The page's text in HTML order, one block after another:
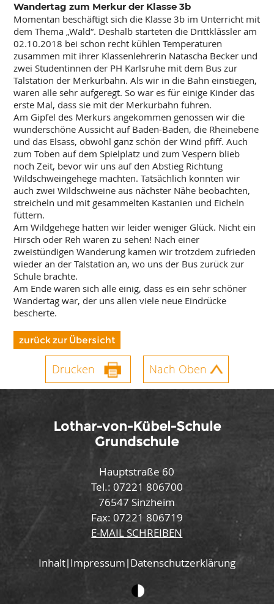
Wandertag zum Merkur der Klasse 3b
Momentan beschäftigt sich die Klasse 3b im Unterricht mit
dem Thema „Wald“. Deshalb starteten die Drittklässler am
02.10.2018 bei schon recht kühlen Temperaturen
zusammen mit ihrer Klassenlehrerin Natascha Becker und
zwei Studentinnen der PH Karlsruhe mit dem Bus zur
Talstation der Merkurbahn. Als wir in die Bahn einstiegen,
waren alle sehr aufgeregt. So war es für einige Kinder das
erste Mal, dass sie mit der Merkurbahn fuhren.
Am Gipfel des Merkurs angekommen genossen wir die
wunderschöne Aussicht auf Baden-Baden, die Rheinebene
und das Elsass, obwohl ganz schön der Wind pfiff. Auch
zum Toben auf dem Spielplatz und zum Vespern blieb
noch Zeit, bevor wir uns auf den Abstieg Richtung
Wildschweingehege machten. Tatsächlich konnten wir
auch zwei Wildschweine aus nächster Nähe beobachten,
streicheln und mit gesammelten Kastanien und Eicheln
füttern.
Am Wildgehege hatten wir leider weniger Glück. Nicht ein
Hirsch oder Reh waren zu sehen! Nach einer
zweistündigen Wanderung kamen wir trotzdem zufrieden
wieder an der Talstation an, wo uns der Bus zurück zur
Schule brachte.
Am Ende waren sich alle einig, dass es ein sehr schöner
Wandertag war, der uns allen viele neue Eindrücke
bescherte.
zurück zur Übersicht
Drucken Nach Oben
Lothar-von-Kübel-Schule
Grundschule
Hauptstraße 60
Tel.: 07221 806700
76547 Sinzheim
Fax: 07221 806719
E-MAIL SCHREIBEN
Inhalt| Impressum Datenschutzerklärung